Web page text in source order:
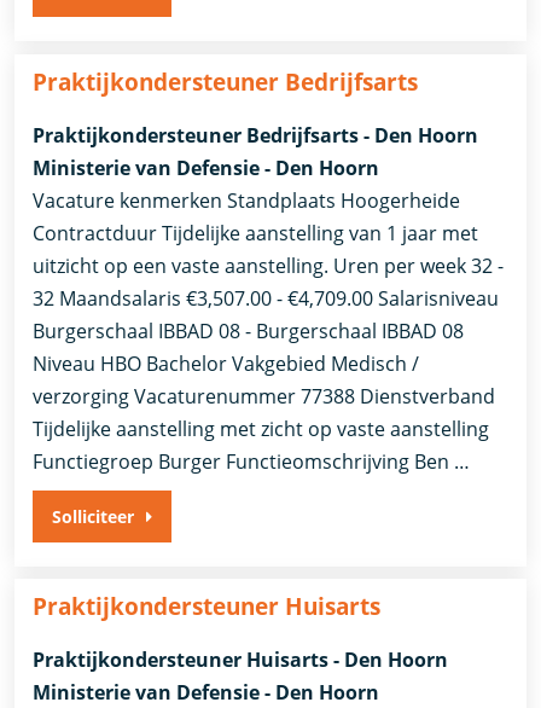
Praktijkondersteuner Bedrijfsarts
Praktijkondersteuner Bedrijfsarts - Den Hoorn
Ministerie van Defensie - Den Hoorn
Vacature kenmerken Standplaats Hoogerheide
Contractduur Tijdelijke aanstelling van 1 jaar met
uitzicht op een vaste aanstelling. Uren per week 32 -
32 Maandsalaris €3,507.00 - €4,709.00 Salarisniveau
Burgerschaal IBBAD 08 - Burgerschaal IBBAD 08
Niveau HBO Bachelor Vakgebied Medisch /
verzorging Vacaturenummer 77388 Dienstverband
Tijdelijke aanstelling met zicht op vaste aanstelling​​
Functiegroep Burger​ Functieomschrijving Ben …
Solliciteer
Praktijkondersteuner Huisarts
Praktijkondersteuner Huisarts - Den Hoorn
Ministerie van Defensie - Den Hoorn